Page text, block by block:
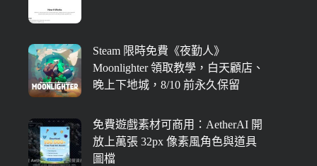
Steam 限時免費《夜勤人》
Moonlighter 領取教學，白天顧店、
晚上下地城，8/10 前永久保留
免費遊戲素材可商用：AetherAI 開
放上萬張 32px 像素風角色與道具
圖檔